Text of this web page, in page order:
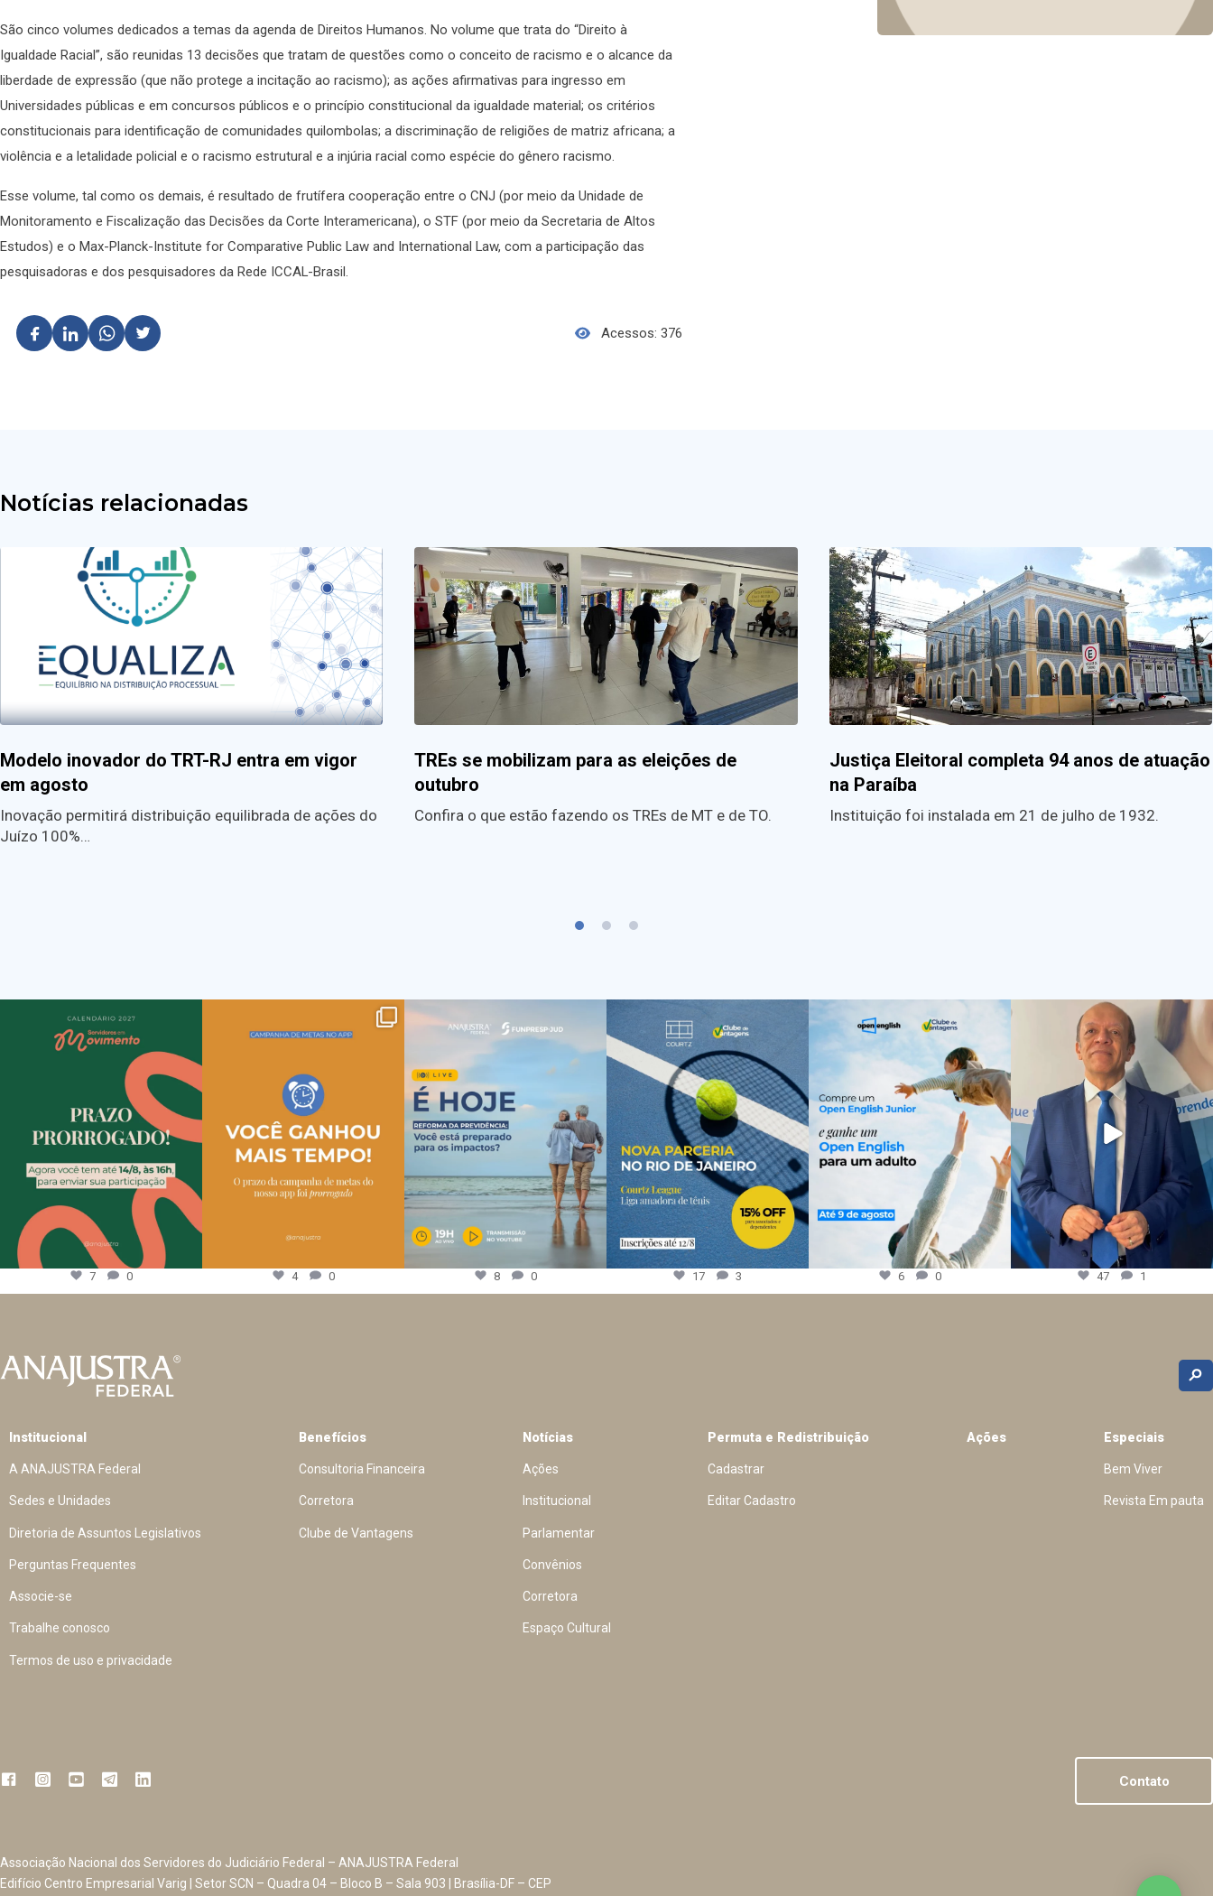
São cinco volumes dedicados a temas da agenda de Direitos Humanos. No volume que trata do “Direito à
Igualdade Racial”, são reunidas 13 decisões que tratam de questões como o conceito de racismo e o alcance da
liberdade de expressão (que não protege a incitação ao racismo); as ações afirmativas para ingresso em
Universidades públicas e em concursos públicos e o princípio constitucional da igualdade material; os critérios
constitucionais para identificação de comunidades quilombolas; a discriminação de religiões de matriz africana; a
violência e a letalidade policial e o racismo estrutural e a injúria racial como espécie do gênero racismo.
Esse volume, tal como os demais, é resultado de frutífera cooperação entre o CNJ (por meio da Unidade de
Monitoramento e Fiscalização das Decisões da Corte Interamericana), o STF (por meio da Secretaria de Altos
Estudos) e o Max-Planck-Institute for Comparative Public Law and International Law, com a participação das
pesquisadoras e dos pesquisadores da Rede ICCAL-Brasil.
Acessos: 376
Notícias relacionadas
Modelo inovador do TRT-RJ entra em vigor
em agosto
Inovação permitirá distribuição equilibrada de ações do
Juízo 100%…
TREs se mobilizam para as eleições de
outubro
Confira o que estão fazendo os TREs de MT e de TO.
Justiça Eleitoral completa 94 anos de atuação
na Paraíba
Instituição foi instalada em 21 de julho de 1932.
7 0 4 0 8 0 17 3 6 0 47 1
Institucional
A ANAJUSTRA Federal
Sedes e Unidades
Diretoria de Assuntos Legislativos
Perguntas Frequentes
Associe-se
Trabalhe conosco
Termos de uso e privacidade
Benefícios
Consultoria Financeira
Corretora
Clube de Vantagens
Notícias
Ações
Institucional
Parlamentar
Convênios
Corretora
Espaço Cultural
Permuta e Redistribuição
Cadastrar
Editar Cadastro
Ações Especiais
Bem Viver
Revista Em pauta
Contato
Associação Nacional dos Servidores do Judiciário Federal – ANAJUSTRA Federal
Edifício Centro Empresarial Varig | Setor SCN – Quadra 04 – Bloco B – Sala 903 | Brasília-DF – CEP